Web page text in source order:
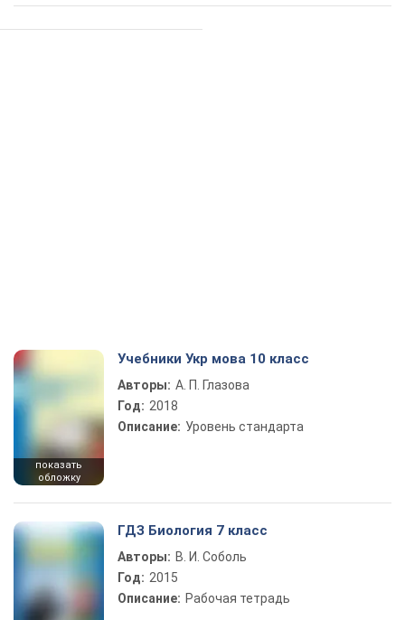
показать
обложку
Учебники Укр мова 10 класс
Авторы: А. П. Глазова
Год: 2018
Описание: Уровень стандарта
ГДЗ Биология 7 класс
Авторы: В. И. Соболь
Год: 2015
Описание: Рабочая тетрадь